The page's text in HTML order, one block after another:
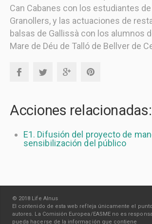
Can Cabanes con los estudiantes
Granollers, y las actuaciones de
balsas de Gallissà con los alumnos
Mare de Déu de Talló de Bellver de
Acciones relacionadas:
E1. Difusión del proyecto de
sensibilización del público
© 2018 Life Alnus
El contenido de esta web refleja únicamente el
autores. La Comisión Europea/EASME no es
pueda hacerse de la información que contiene